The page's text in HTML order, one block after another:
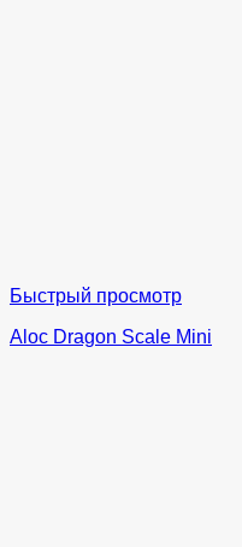
Быстрый просмотр
Aloc Dragon Scale Mini